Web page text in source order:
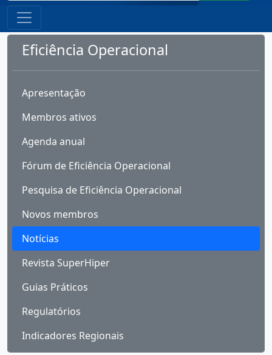
Eficiência Operacional
Apresentação
Membros ativos
Agenda anual
Fórum de Eficiência Operacional
Pesquisa de Eficiência Operacional
Novos membros
Notícias
Revista SuperHiper
Guias Práticos
Regulatórios
Indicadores Regionais